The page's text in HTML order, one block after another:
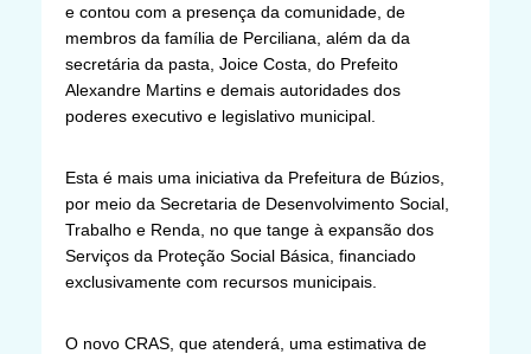
e contou com a presença da comunidade, de
membros da família de Perciliana, além da da
secretária da pasta, Joice Costa, do Prefeito
Alexandre Martins e demais autoridades dos
poderes executivo e legislativo municipal.
Esta é mais uma iniciativa da Prefeitura de Búzios,
por meio da Secretaria de Desenvolvimento Social,
Trabalho e Renda, no que tange à expansão dos
Serviços da Proteção Social Básica, financiado
exclusivamente com recursos municipais.
O novo CRAS, que atenderá, uma estimativa de